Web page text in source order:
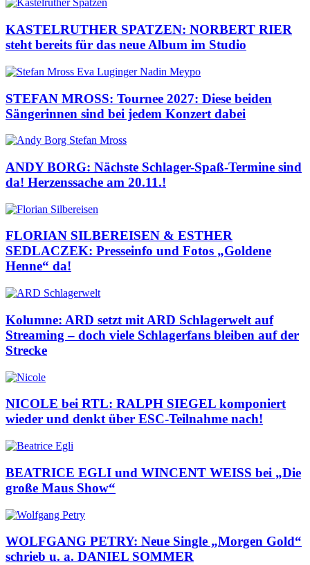
KASTELRUTHER SPATZEN: NORBERT RIER
steht bereits für das neue Album im Studio
STEFAN MROSS: Tournee 2027: Diese beiden
Sängerinnen sind bei jedem Konzert dabei
ANDY BORG: Nächste Schlager-Spaß-Termine sind
da! Herzenssache am 20.11.!
FLORIAN SILBEREISEN & ESTHER
SEDLACZEK: Presseinfo und Fotos „Goldene
Henne“ da!
Kolumne: ARD setzt mit ARD Schlagerwelt auf
Streaming – doch viele Schlagerfans bleiben auf der
Strecke
NICOLE bei RTL: RALPH SIEGEL komponiert
wieder und denkt über ESC-Teilnahme nach!
BEATRICE EGLI und WINCENT WEISS bei „Die
große Maus Show“
WOLFGANG PETRY: Neue Single „Morgen Gold“
schrieb u. a. DANIEL SOMMER